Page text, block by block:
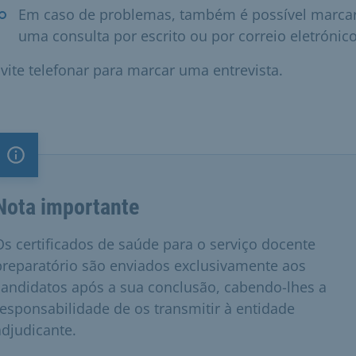
Em caso de problemas, também é possível
uma consulta por escrito ou por correio
telefonar para marcar uma entrevista.
Nota importante
importante
certificados de saúde para o serviço docente
são enviados exclusivamente aos
após a sua conclusão, cabendo-lhes a
de os transmitir à entidade